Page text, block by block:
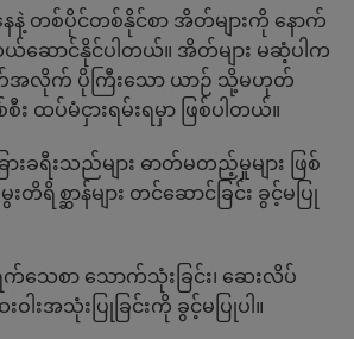
နဲ့ တစ်ပိုင်တစ်နိုင်စာ အိတ်များကို နောက်
ဆောင်နိုင်ပါတယ်။ အိတ်များ မဆံ့ပါက
အလိုက် ပိုကြီးသော ယာဉ် သို့မဟုတ်
ထပ်မံငှားရမ်းရမှာ ဖြစ်ပါတယ်။
ားခရီးသည်များ ဓာတ်မတည့်မှုများ ဖြစ်
တိရိစ္ဆာန်များ တင်ဆောင်ခြင်း ခွင့်မပြု
သေစာ သောက်သုံးခြင်း၊ ဆေးလိပ်
ဝါးအသုံးပြုခြင်းကို ခွင့်မပြုပါ။